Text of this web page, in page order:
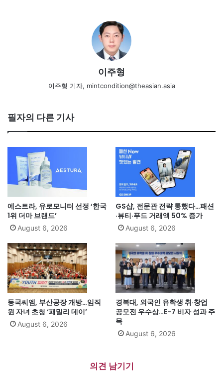
이주형
이주형 기자, mintcondition@theasian.asia
필자의 다른 기사
에스트라, 유로모니터 선정 ‘한국
1위 더마 브랜드’
August 6, 2026
GS샵, 전문관 전략 통했다…패션
·뷰티·푸드 거래액 50% 증가
August 6, 2026
동국씨엠, 부산공장 개방…임직
원 자녀 초청 ‘패밀리 데이’
August 6, 2026
경복대, 외국인 유학생 취·창업
공모전 우수상…E-7 비자 성과 주
목
August 6, 2026
의견 남기기